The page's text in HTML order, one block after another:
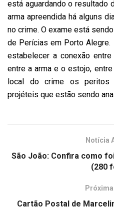
está aguardando o resultado
arma apreendida há alguns
no crime. O exame está
de Perícias em Porto
estabelecer a conexão
entre a arma e o estojo,
local do crime os peritos
projéteis que estão sendo
Notícia
São João: Confira como
(280
Cartão Postal de